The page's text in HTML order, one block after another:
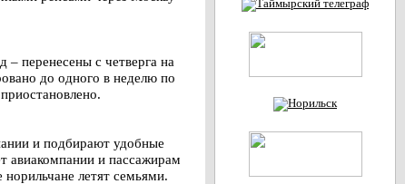
перенесены с четверга на
до одного в неделю по
и подбирают удобные
авиакомпании и пассажирам
летят семьями.